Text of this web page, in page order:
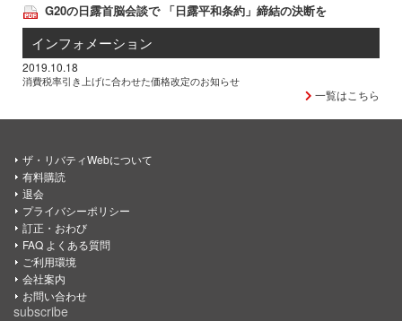
G20の日露首脳会談で 「日露平和条約」締結の決断を
インフォメーション
2019.10.18
消費税率引き上げに合わせた価格改定のお知らせ
一覧はこちら
ザ・リバティWebについて
有料購読
退会
プライバシーポリシー
訂正・おわび
FAQ よくある質問
ご利用環境
会社案内
お問い合わせ
subscribe